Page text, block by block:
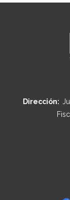
Dirección: